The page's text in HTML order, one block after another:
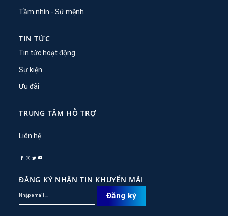
Tầm nhìn - Sứ mệnh
TIN TỨC
Tin tức hoạt động
Sự kiện
Ưu đãi
TRUNG TÂM HỖ TRỢ
Liên hệ
ĐĂNG KÝ NHẬN TIN KHUYẾN MÃI